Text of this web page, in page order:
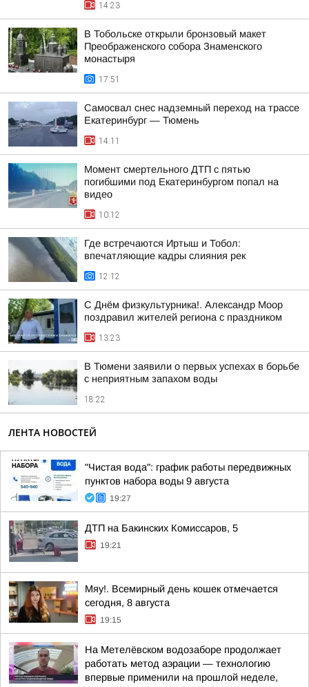
14:23
В Тобольске открыли бронзовый макет
Преображенского собора Знаменского
монастыря
17:51
Самосвал снес надземный переход на трассе
Екатеринбург — Тюмень
14:11
Момент смертельного ДТП с пятью
погибшими под Екатеринбургом попал на
видео
10:12
Где встречаются Иртыш и Тобол:
впечатляющие кадры слияния рек
12:12
С Днём физкультурника!. Александр Моор
поздравил жителей региона с праздником
13:23
В Тюмени заявили о первых успехах в борьбе
с неприятным запахом воды
18:22
ЛЕНТА НОВОСТЕЙ
"Чистая вода": график работы передвижных
пунктов набора воды 9 августа
19:27
ДТП на Бакинских Комиссаров, 5
19:21
Мяу!. Всемирный день кошек отмечается
сегодня, 8 августа
19:15
На Метелёвском водозаборе продолжает
работать метод аэрации — технологию
впервые применили на прошлой неделе,